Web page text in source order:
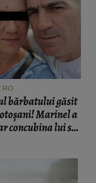
bărbatului găsit
Marinel a
concubina lui se